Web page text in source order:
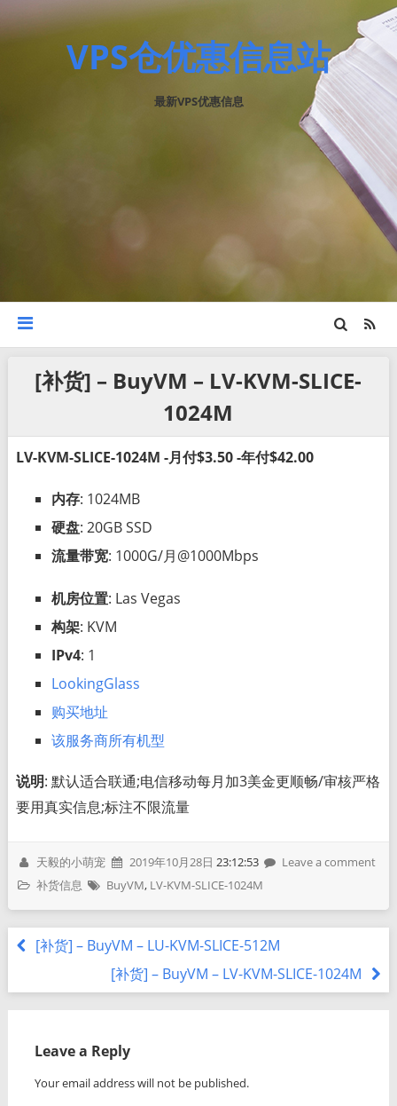
VPS仓优惠信息站
最新VPS优惠信息
[补货] – BuyVM – LV-KVM-SLICE-
1024M
LV-KVM-SLICE-1024M -月付$3.50 -年付$42.00
内存: 1024MB
硬盘: 20GB SSD
流量带宽: 1000G/月@1000Mbps
机房位置: Las Vegas
构架: KVM
IPv4: 1
LookingGlass
购买地址
该服务商所有机型
说明: 默认适合联通;电信移动每月加3美金更顺畅/审核严格
要用真实信息;标注不限流量
天毅的小萌宠 2019年10月28日 23:12:53
Leave a comment
补货信息
BuyVM, LV-KVM-SLICE-1024M
[补货] – BuyVM – LU-KVM-SLICE-512M
[补货] – BuyVM – LV-KVM-SLICE-1024M
Leave a Reply
Your email address will not be published.